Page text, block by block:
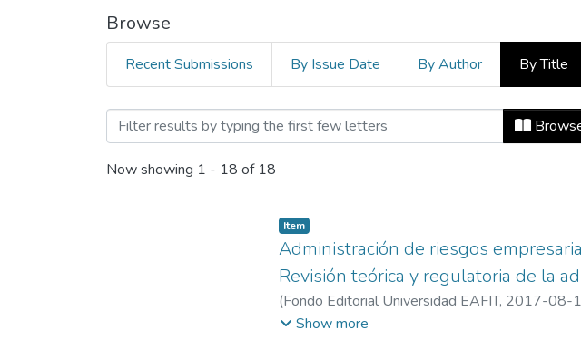
Browse
Recent Submissions By Issue Date By Author By Title
Browsing Capítulos de libros by Title
Now showing 1 - 18 of 18
Item
Administración de riesgos
Revisión teórica y regulatoria de la
(Fondo Editorial Universidad EAFIT, 2017-08-
Departamento de Administración
Show more